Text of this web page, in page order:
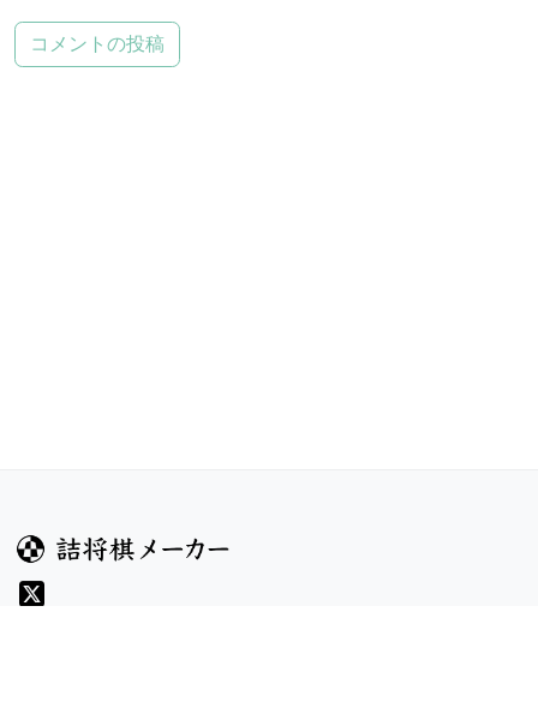
コメントの投稿